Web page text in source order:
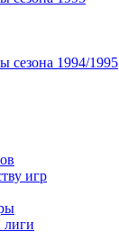
сезона 1994/1995
игр
лиги